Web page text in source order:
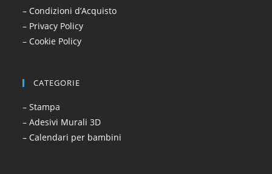
– Condizioni d’Acquisto
– Privacy Policy
– Cookie Policy
CATEGORIE
– Stampa
– Adesivi Murali 3D
– Calendari per bambini